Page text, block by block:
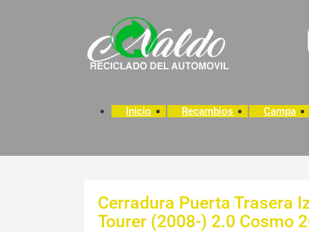
Inicio Recambios Campa
Cerradura Puerta Trasera
Tourer (2008-) 2.0 Cosmo